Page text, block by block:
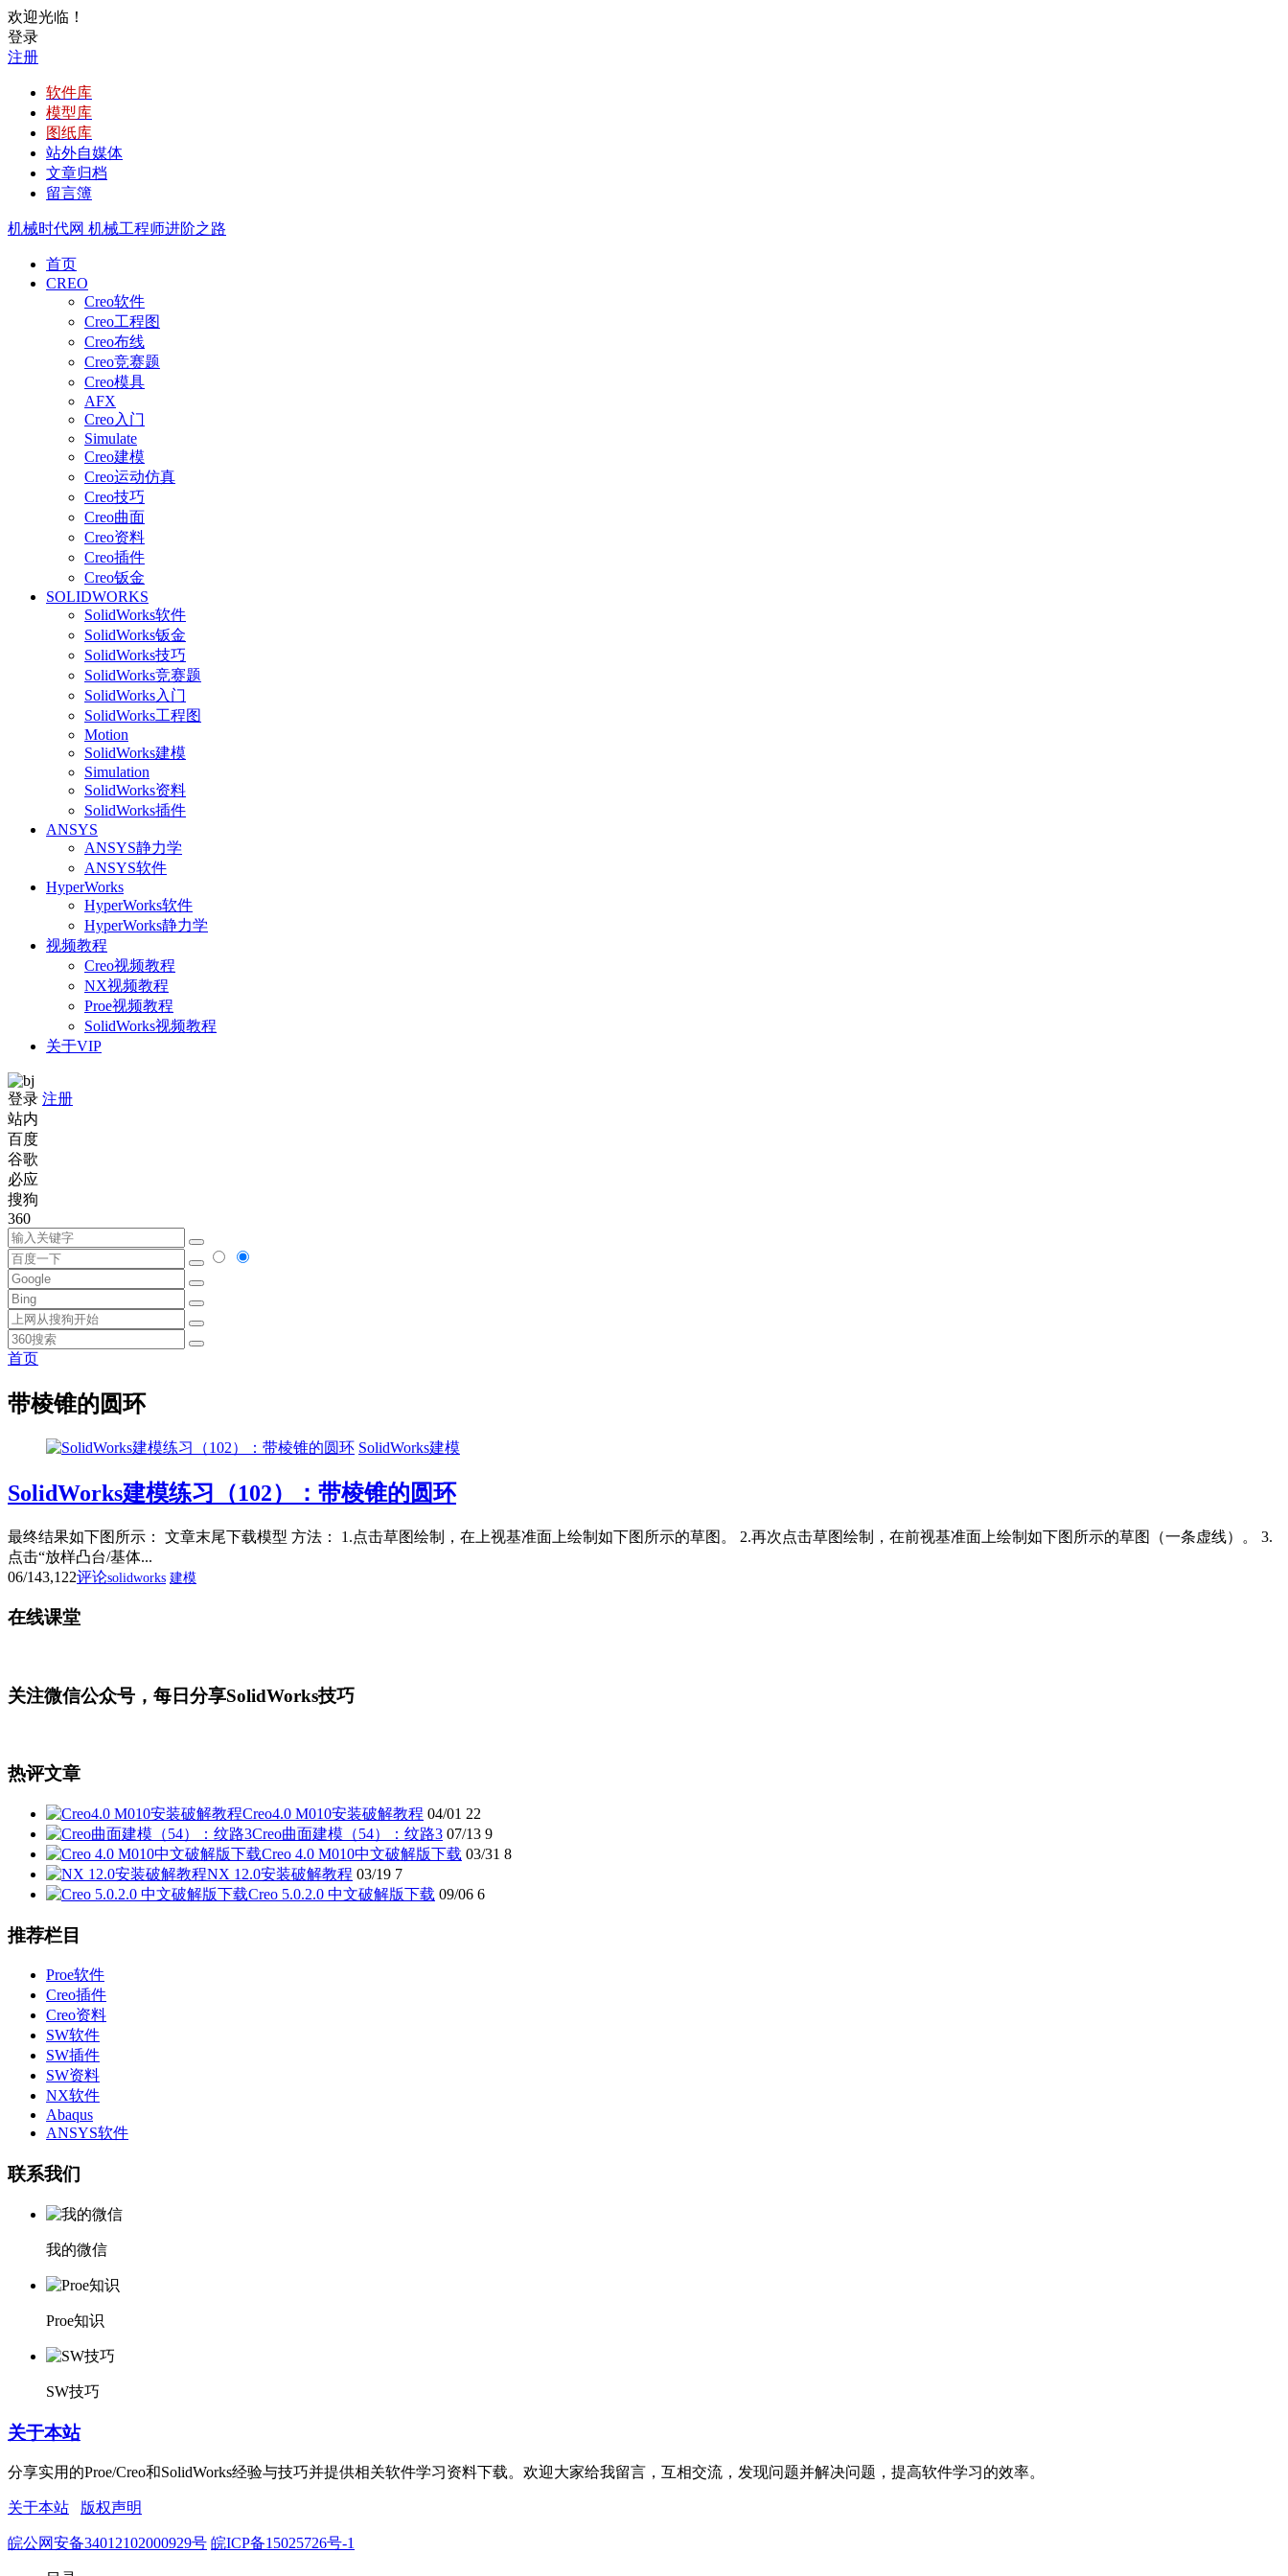
欢迎光临！
登录
注册
软件库
模型库
图纸库
站外自媒体
文章归档
留言簿
机械时代网 机械工程师进阶之路
首页
CREO
Creo软件
Creo工程图
Creo布线
Creo竞赛题
Creo模具
AFX
Creo入门
Simulate
Creo建模
Creo运动仿真
Creo技巧
Creo曲面
Creo资料
Creo插件
Creo钣金
SOLIDWORKS
SolidWorks软件
SolidWorks钣金
SolidWorks技巧
SolidWorks竞赛题
SolidWorks入门
SolidWorks工程图
Motion
SolidWorks建模
Simulation
SolidWorks资料
SolidWorks插件
ANSYS
ANSYS静力学
ANSYS软件
HyperWorks
HyperWorks软件
HyperWorks静力学
视频教程
Creo视频教程
NX视频教程
Proe视频教程
SolidWorks视频教程
关于VIP
登录 注册
站内
百度
谷歌
必应
搜狗
360
首页
带棱锥的圆环
SolidWorks建模
SolidWorks建模练习（102）：带棱锥的圆环
最终结果如下图所示： 文章末尾下载模型 方法： 1.点击草图绘制，在上视基准面上绘制如下图所示的草图。 2.再次点击草图绘制，在前视基准面上绘制如下图所示的草图（一条虚线）。 3.
点击“放样凸台/基体...
06/143,122评论solidworks 建模
在线课堂
关注微信公众号，每日分享SolidWorks技巧
热评文章
Creo4.0 M010安装破解教程 04/01 22
Creo曲面建模（54）：纹路3 07/13 9
Creo 4.0 M010中文破解版下载 03/31 8
NX 12.0安装破解教程 03/19 7
Creo 5.0.2.0 中文破解版下载 09/06 6
推荐栏目
Proe软件
Creo插件
Creo资料
SW软件
SW插件
SW资料
NX软件
Abaqus
ANSYS软件
联系我们
我的微信
Proe知识
SW技巧
关于本站
分享实用的Proe/Creo和SolidWorks经验与技巧并提供相关软件学习资料下载。欢迎大家给我留言，互相交流，发现问题并解决问题，提高软件学习的效率。
关于本站 版权声明
皖公网安备34012102000929号 皖ICP备15025726号-1